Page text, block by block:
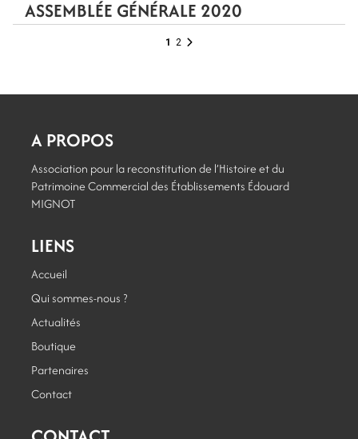
ASSEMBLÉE GÉNÉRALE 2020
1 2
A PROPOS
Association pour la reconstitution de l’Histoire et du
Patrimoine Commercial des Établissements Édouard
MIGNOT
LIENS
Accueil
Qui sommes-nous ?
Actualités
Boutique
Partenaires
Contact